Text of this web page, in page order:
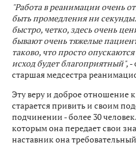
"Работа в реанимации очень
быть промедления ни
быстро, четко, здесь очень
бывают очень тяжелые
таково, что просто
исход будет благоприятный", -
старшая медсестра
Эту веру и доброе отношение
старается привить и своим
подчинении - более 30
которым она передает свои
наставник она